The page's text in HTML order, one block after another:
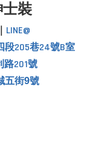
裝
LINE@
段205巷24號B室
201號
五街9號